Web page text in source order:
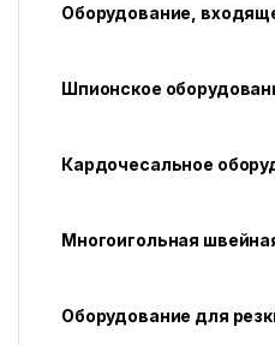
Оборудование,
Шпионское
Кардочесальное
Многоигольная
Оборудование для